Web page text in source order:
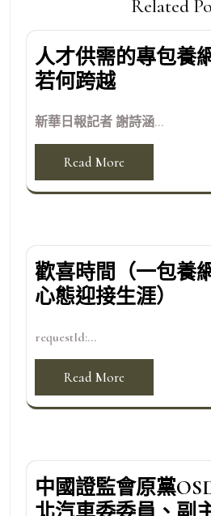
Related
人才供需的專包養
若何跨越
新華日報記者 謝詩涵...
Read More
歡喜時間（一包養
心態迎接生涯）
requestId:...
Read More
中國證監會原黨